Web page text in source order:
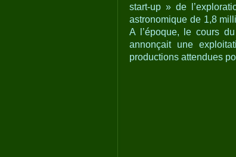
start-up » de
astronomique de 1,8
A l’époque, le cours
annonçait une
productions attendues